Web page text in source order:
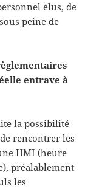
élus, de
peine de
entrave à
la possibilité
rencontrer les
HMI (heure
préalablement
les